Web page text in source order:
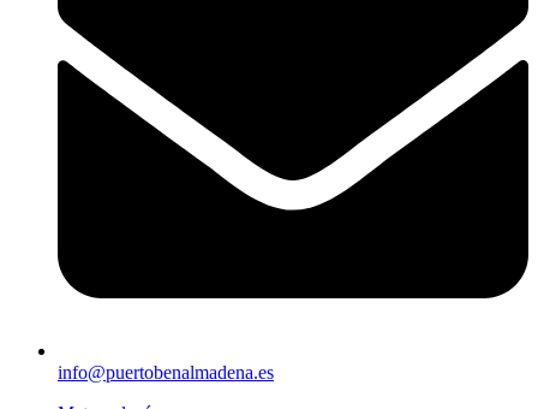
info@puertobenalmadena.es